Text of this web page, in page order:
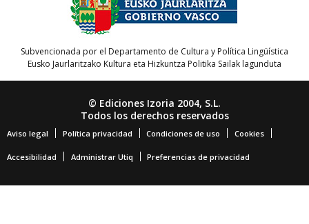
Subvencionada por el Departamento de Cultura y Política Lingüística
Eusko Jaurlaritzako Kultura eta Hizkuntza Politika Sailak lagunduta
© Ediciones Izoria 2004, S.L.
Todos los derechos reservados
Aviso legal Política privacidad Condiciones de uso Cookies
Accesibilidad Administrar Utiq Preferencias de privacidad